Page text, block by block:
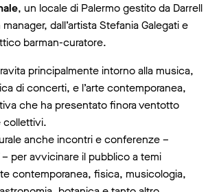
, un locale di Palermo gestito da Darrell
dall’artista Stefania Galegati e
barman-curatore.
principalmente intorno alla musica,
di concerti, e l’arte contemporanea,
che ha presentato finora ventotto
collettivi.
anche incontri e conferenze –
– per avvicinare il pubblico a temi
contemporanea, fisica, musicologia,